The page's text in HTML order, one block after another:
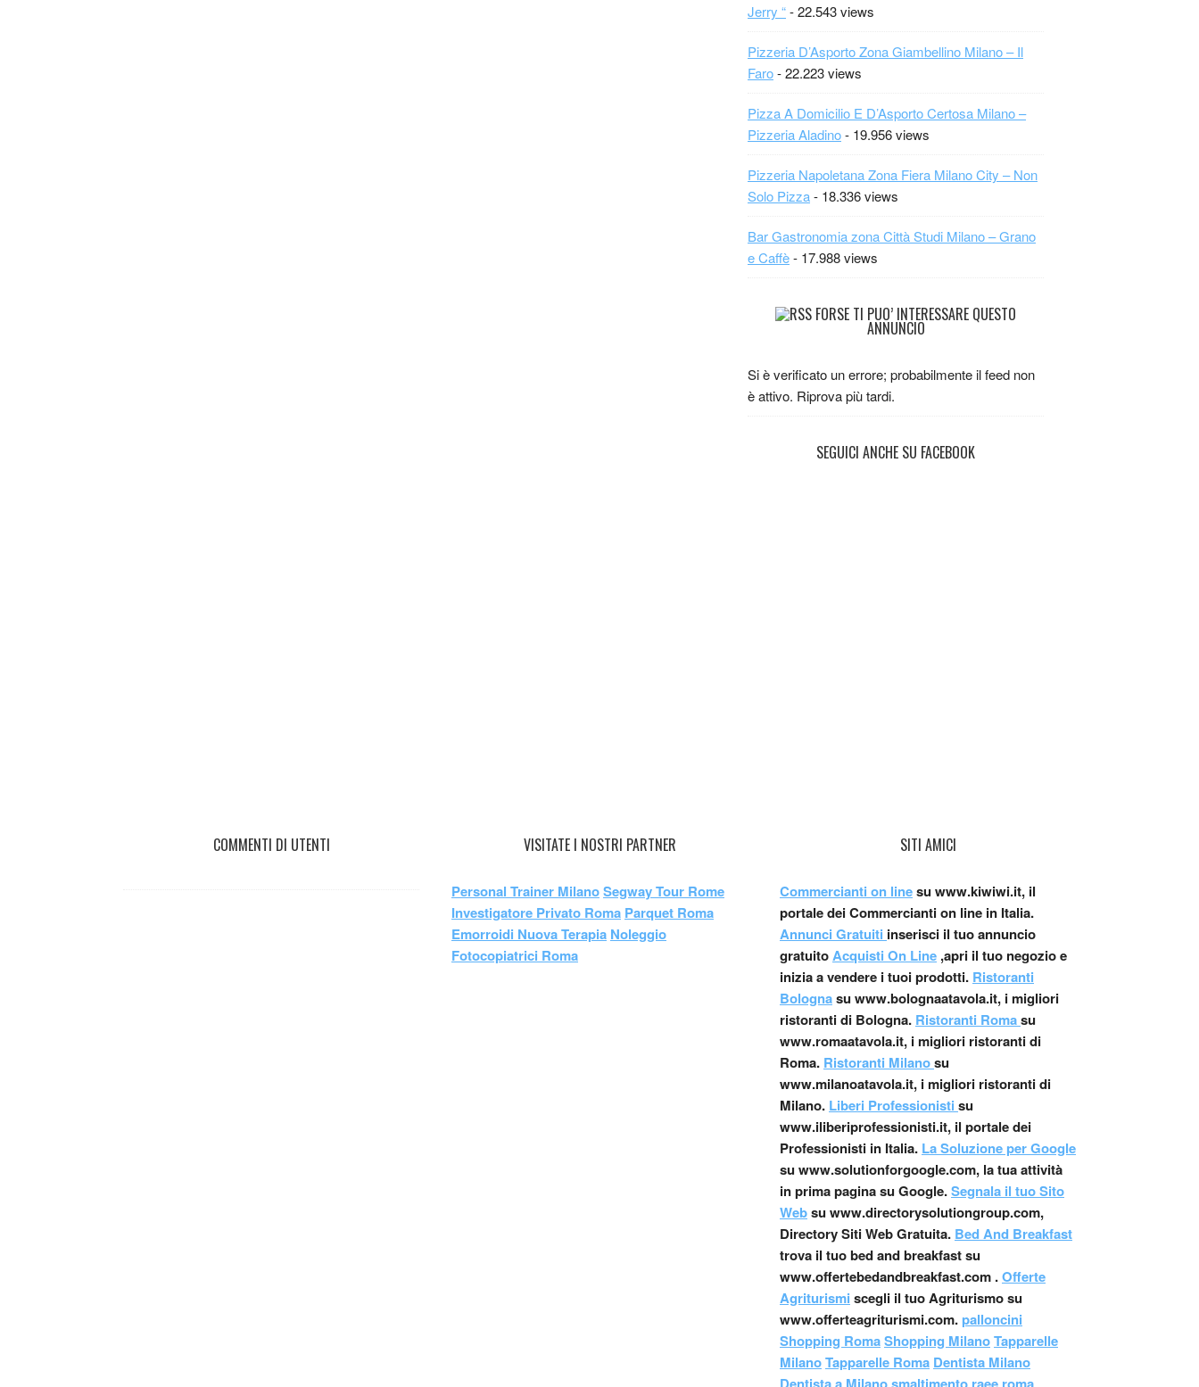
Jerry “- 22.543 views
Pizzeria D’Asporto Zona Giambellino Milano – Il
Faro- 22.223 views
Pizza A Domicilio E D’Asporto Certosa Milano –
Pizzeria Aladino- 19.956 views
Pizzeria Napoletana Zona Fiera Milano City – Non
Solo Pizza- 18.336 views
Bar Gastronomia zona Città Studi Milano – Grano
e Caffè- 17.988 views
FORSE TI PUO’ INTERESSARE QUESTO
ANNUNCIO
Si è verificato un errore; probabilmente il feed non
è attivo. Riprova più tardi.
SEGUICI ANCHE SU FACEBOOK
COMMENTI DI UTENTI VISITATE I NOSTRI PARTNER
Personal Trainer MilanoSegway Tour Rome
Investigatore Privato Roma Parquet Roma
Emorroidi Nuova Terapia Noleggio
Fotocopiatrici Roma
SITI AMICI
Commercianti on linesu www.kiwiwi.it, il
portale dei Commercianti on line in Italia.
Annunci Gratuiti inserisci il tuo annuncio
gratuitoAcquisti On Line ,apri il tuo negozio e
inizia a vendere i tuoi prodotti. Ristoranti
Bolognasu www.bolognaatavola.it, i migliori
ristoranti di Bologna. Ristoranti Romasu
www.romaatavola.it, i migliori ristoranti di
Roma. Ristoranti Milanosu
www.milanoatavola.it, i migliori ristoranti di
Milano. Liberi Professionisti su
www.iliberiprofessionisti.it, il portale dei
Professionisti in Italia. La Soluzione per Google
su www.solutionforgoogle.com, la tua attività
in prima pagina su Google.Segnala il tuo Sito
Websu www.directorysolutiongroup.com,
Directory Siti Web Gratuita. Bed And Breakfast
trova il tuo bed and breakfast su
www.offertebedandbreakfast.com .Offerte
Agriturismi scegli il tuo Agriturismo su
www.offerteagriturismi.com. palloncini
Shopping RomaShopping MilanoTapparelle
MilanoTapparelle Roma Dentista Milano
Dentista a Milanosmaltimento raee roma